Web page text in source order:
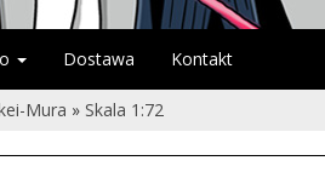
Dostawa Kontakt
Mura » Skala 1:72